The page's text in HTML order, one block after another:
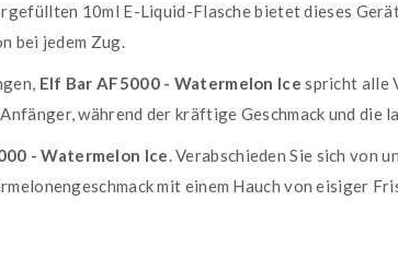
10ml E-Liquid-Flasche bietet dieses
bei jedem Zug.
Elf Bar AF5000 - Watermelon Ice spricht alle
während der kräftige Geschmack und
- Watermelon Ice. Verabschieden Sie sich von
mit einem Hauch von eisiger